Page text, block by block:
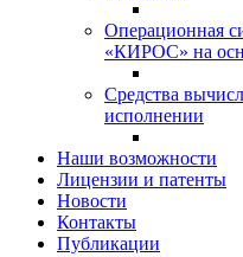
Операционная
«КИРОС» на
Средства
исполнении
Наши возможности
Лицензии и патенты
Новости
Контакты
Публикации